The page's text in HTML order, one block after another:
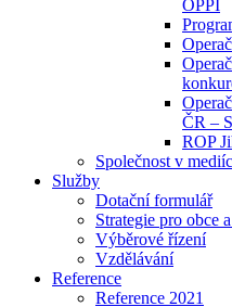
OPPI
ČR –
ROP
Společnost v
Služby
Dotační formulář
Strategie pro obce
Výběrové řízení
Vzdělávání
Reference
Reference 2021